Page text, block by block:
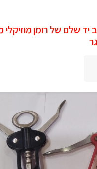
יד שלם של רומן